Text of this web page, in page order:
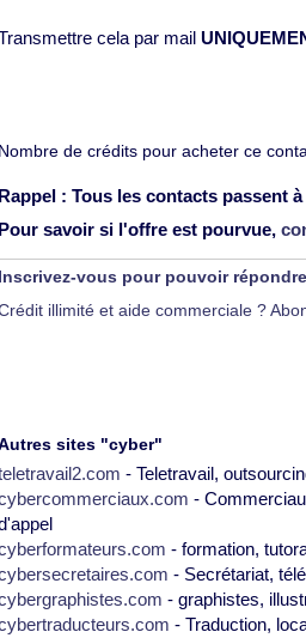
cela par mail
Nombre de crédits pour acheter ce
Rappel : Tous les contacts passent
Pour savoir si l'offre est pourvue,
Inscrivez-vous pour pouvoir répondre
illimité et aide commerciale ?
sites "cyber"
- Teletravail,
-
- formation,
- Secrétariat,
- graphistes,
- Traduction,